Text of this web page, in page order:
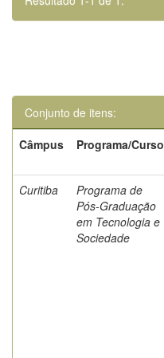
Conjunto de itens:
Câmpus
Programa/Curso
Curitiba
Programa de
Pós-Graduação
em Tecnologia e
Sociedade